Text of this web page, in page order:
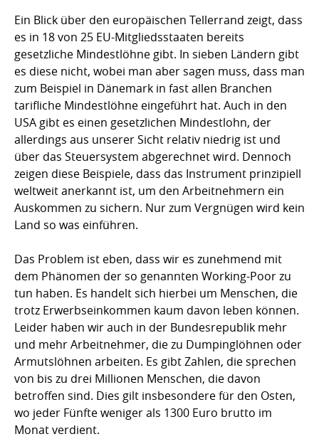
Ein Blick über den europäischen Tellerrand zeigt, dass
es in 18 von 25 EU-Mitgliedsstaaten bereits
gesetzliche Mindestlöhne gibt. In sieben Ländern gibt
es diese nicht, wobei man aber sagen muss, dass man
zum Beispiel in Dänemark in fast allen Branchen
tarifliche Mindestlöhne eingeführt hat. Auch in den
USA gibt es einen gesetzlichen Mindestlohn, der
allerdings aus unserer Sicht relativ niedrig ist und
über das Steuersystem abgerechnet wird. Dennoch
zeigen diese Beispiele, dass das Instrument prinzipiell
weltweit anerkannt ist, um den Arbeitnehmern ein
Auskommen zu sichern. Nur zum Vergnügen wird kein
Land so was einführen.
Das Problem ist eben, dass wir es zunehmend mit
dem Phänomen der so genannten Working-Poor zu
tun haben. Es handelt sich hierbei um Menschen, die
trotz Erwerbseinkommen kaum davon leben können.
Leider haben wir auch in der Bundesrepublik mehr
und mehr Arbeitnehmer, die zu Dumpinglöhnen oder
Armutslöhnen arbeiten. Es gibt Zahlen, die sprechen
von bis zu drei Millionen Menschen, die davon
betroffen sind. Dies gilt insbesondere für den Osten,
wo jeder Fünfte weniger als 1300 Euro brutto im
Monat verdient.